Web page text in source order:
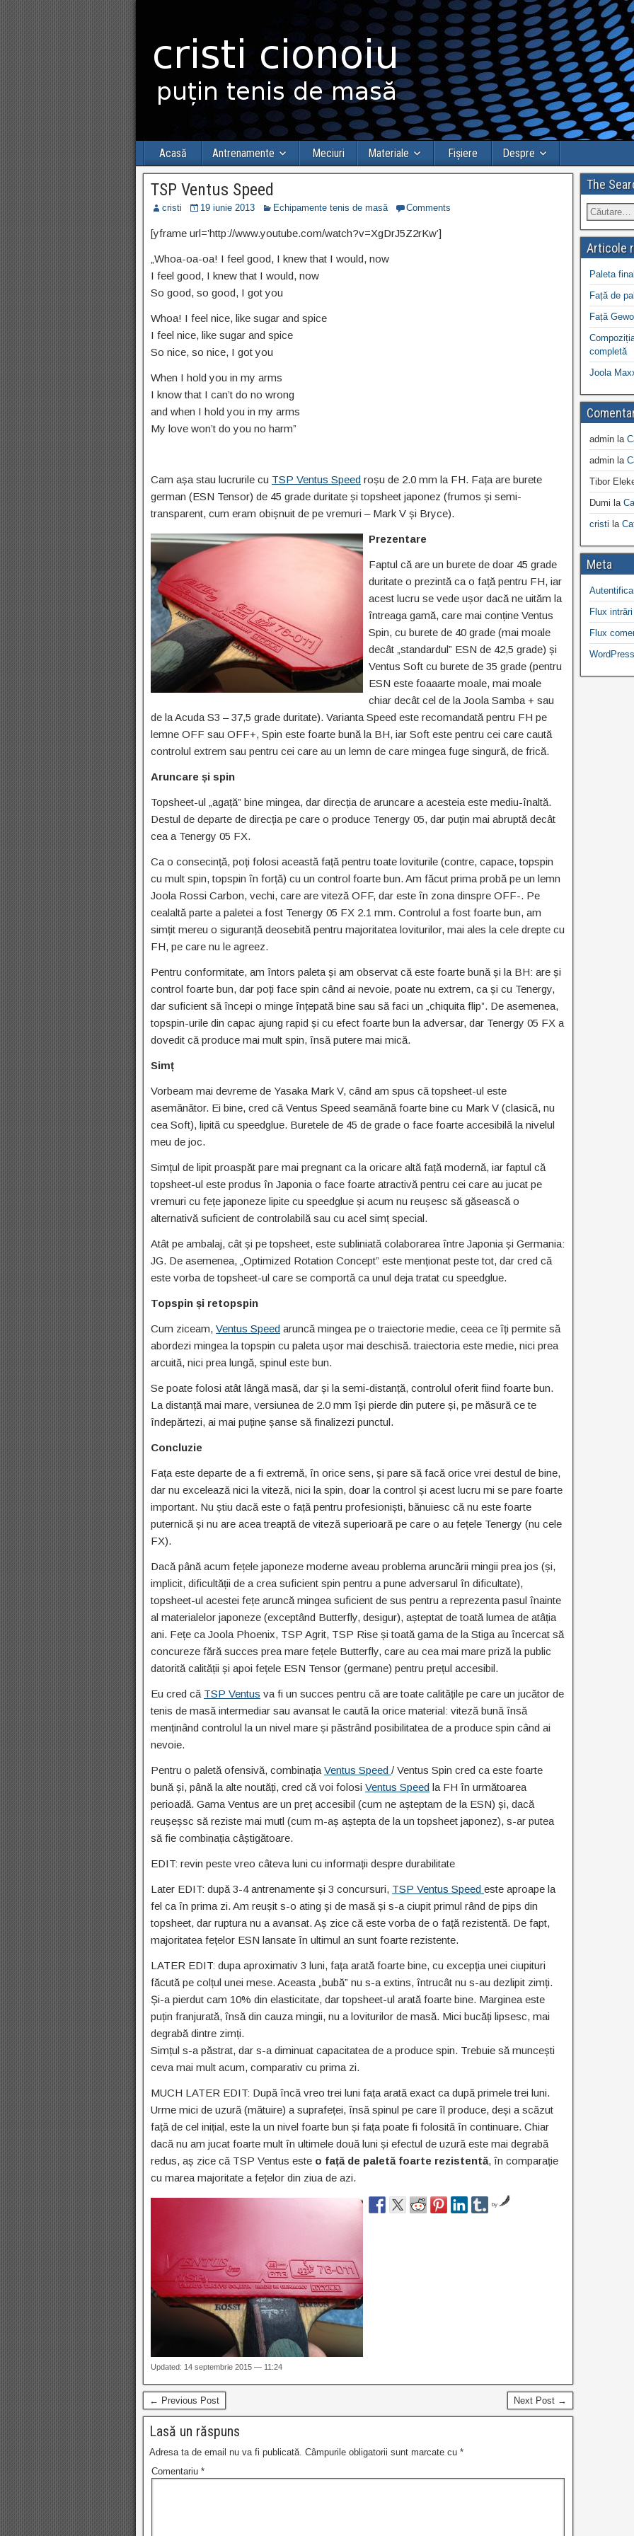
Acasă Antrenamente Meciuri Materiale Fișiere Despre
TSP Ventus Speed
cristi 19 iunie 2013 Echipamente tenis de masă Comments
[yframe url=’http://www.youtube.com/watch?v=XgDrJ5Z2rKw’]
„Whoa-oa-oa! I feel good, I knew that I would, now
I feel good, I knew that I would, now
So good, so good, I got you
Whoa! I feel nice, like sugar and spice
I feel nice, like sugar and spice
So nice, so nice, I got you
When I hold you in my arms
I know that I can’t do no wrong
and when I hold you in my arms
My love won’t do you no harm”
Cam așa stau lucrurile cu TSP Ventus Speed roșu de 2.0 mm la FH. Fața are burete
german (ESN Tensor) de 45 grade duritate și topsheet japonez (frumos și semi-
transparent, cum eram obișnuit de pe vremuri – Mark V și Bryce).
Prezentare
Faptul că are un burete de doar 45 grade
duritate o prezintă ca o față pentru FH, iar
acest lucru se vede ușor dacă ne uităm la
întreaga gamă, care mai conține Ventus
Spin, cu burete de 40 grade (mai moale
decât „standardul” ESN de 42,5 grade) și
Ventus Soft cu burete de 35 grade (pentru
ESN este foaaarte moale, mai moale
chiar decât cel de la Joola Samba + sau
de la Acuda S3 – 37,5 grade duritate). Varianta Speed este recomandată pentru FH pe
lemne OFF sau OFF+, Spin este foarte bună la BH, iar Soft este pentru cei care caută
controlul extrem sau pentru cei care au un lemn de care mingea fuge singură, de frică.
Aruncare și spin
Topsheet-ul „agață” bine mingea, dar direcția de aruncare a acesteia este mediu-înaltă.
Destul de departe de direcția pe care o produce Tenergy 05, dar puțin mai abruptă decât
cea a Tenergy 05 FX.
Ca o consecință, poți folosi această față pentru toate loviturile (contre, capace, topspin
cu mult spin, topspin în forță) cu un control foarte bun. Am făcut prima probă pe un lemn
Joola Rossi Carbon, vechi, care are viteză OFF, dar este în zona dinspre OFF-. Pe
cealaltă parte a paletei a fost Tenergy 05 FX 2.1 mm. Controlul a fost foarte bun, am
simțit mereu o siguranță deosebită pentru majoritatea loviturilor, mai ales la cele drepte cu
FH, pe care nu le agreez.
Pentru conformitate, am întors paleta și am observat că este foarte bună și la BH: are și
control foarte bun, dar poți face spin când ai nevoie, poate nu extrem, ca și cu Tenergy,
dar suficient să începi o minge înțepată bine sau să faci un „chiquita flip”. De asemenea,
topspin-urile din capac ajung rapid și cu efect foarte bun la adversar, dar Tenergy 05 FX a
dovedit că produce mai mult spin, însă putere mai mică.
Simț
Vorbeam mai devreme de Yasaka Mark V, când am spus că topsheet-ul este
asemănător. Ei bine, cred că Ventus Speed seamănă foarte bine cu Mark V (clasică, nu
cea Soft), lipită cu speedglue. Buretele de 45 de grade o face foarte accesibilă la nivelul
meu de joc.
Simțul de lipit proaspăt pare mai pregnant ca la oricare altă față modernă, iar faptul că
topsheet-ul este produs în Japonia o face foarte atractivă pentru cei care au jucat pe
vremuri cu fețe japoneze lipite cu speedglue și acum nu reușesc să găsească o
alternativă suficient de controlabilă sau cu acel simț special.
Atât pe ambalaj, cât și pe topsheet, este subliniată colaborarea între Japonia și Germania:
JG. De asemenea, „Optimized Rotation Concept” este menționat peste tot, dar cred că
este vorba de topsheet-ul care se comportă ca unul deja tratat cu speedglue.
Topspin și retopspin
Cum ziceam, Ventus Speed aruncă mingea pe o traiectorie medie, ceea ce îți permite să
abordezi mingea la topspin cu paleta ușor mai deschisă. traiectoria este medie, nici prea
arcuită, nici prea lungă, spinul este bun.
Se poate folosi atât lângă masă, dar și la semi-distanță, controlul oferit fiind foarte bun.
La distanță mai mare, versiunea de 2.0 mm își pierde din putere și, pe măsură ce te
îndepărtezi, ai mai puține șanse să finalizezi punctul.
Concluzie
Fața este departe de a fi extremă, în orice sens, și pare să facă orice vrei destul de bine,
dar nu excelează nici la viteză, nici la spin, doar la control și acest lucru mi se pare foarte
important. Nu știu dacă este o față pentru profesioniști, bănuiesc că nu este foarte
puternică și nu are acea treaptă de viteză superioară pe care o au fețele Tenergy (nu cele
FX).
Dacă până acum fețele japoneze moderne aveau problema aruncării mingii prea jos (și,
implicit, dificultății de a crea suficient spin pentru a pune adversarul în dificultate),
topsheet-ul acestei fețe aruncă mingea suficient de sus pentru a reprezenta pasul înainte
al materialelor japoneze (exceptând Butterfly, desigur), așteptat de toată lumea de atâția
ani. Fețe ca Joola Phoenix, TSP Agrit, TSP Rise și toată gama de la Stiga au încercat să
concureze fără succes prea mare fețele Butterfly, care au cea mai mare priză la public
datorită calității și apoi fețele ESN Tensor (germane) pentru prețul accesibil.
Eu cred că TSP Ventus va fi un succes pentru că are toate calitățile pe care un jucător de
tenis de masă intermediar sau avansat le caută la orice material: viteză bună însă
menținând controlul la un nivel mare și păstrând posibilitatea de a produce spin când ai
nevoie.
Pentru o paletă ofensivă, combinația Ventus Speed / Ventus Spin cred ca este foarte
bună și, până la alte noutăți, cred că voi folosi Ventus Speed la FH în următoarea
perioadă. Gama Ventus are un preț accesibil (cum ne așteptam de la ESN) și, dacă
reușeșsc să reziste mai mutl (cum m-aș aștepta de la un topsheet japonez), s-ar putea
să fie combinația câștigătoare.
EDIT: revin peste vreo câteva luni cu informații despre durabilitate
Later EDIT: după 3-4 antrenamente și 3 concursuri, TSP Ventus Speed este aproape la
fel ca în prima zi. Am reușit s-o ating și de masă și s-a ciupit primul rând de pips din
topsheet, dar ruptura nu a avansat. Aș zice că este vorba de o față rezistentă. De fapt,
majoritatea fețelor ESN lansate în ultimul an sunt foarte rezistente.
LATER EDIT: dupa aproximativ 3 luni, fața arată foarte bine, cu excepția unei ciupituri
făcută pe colțul unei mese. Aceasta „bubă” nu s-a extins, întrucât nu s-au dezlipit zimți.
Și-a pierdut cam 10% din elasticitate, dar topsheet-ul arată foarte bine. Marginea este
puțin franjurată, însă din cauza mingii, nu a loviturilor de masă. Mici bucăți lipsesc, mai
degrabă dintre zimți.
Simțul s-a păstrat, dar s-a diminuat capacitatea de a produce spin. Trebuie să muncești
ceva mai mult acum, comparativ cu prima zi.
MUCH LATER EDIT: După încă vreo trei luni fața arată exact ca după primele trei luni.
Urme mici de uzură (mătuire) a suprafeței, însă spinul pe care îl produce, deși a scăzut
față de cel inițial, este la un nivel foarte bun și fața poate fi folosită în continuare. Chiar
dacă nu am jucat foarte mult în ultimele două luni și efectul de uzură este mai degrabă
redus, aș zice că TSP Ventus este o față de paletă foarte rezistentă, în comparație
cu marea majoritate a fețelor din ziua de azi.
by
Updated: 14 septembrie 2015 — 11:24
← Previous Post Next Post →
Lasă un răspuns
Adresa ta de email nu va fi publicată. Câmpurile obligatorii sunt marcate cu *
Comentariu *
The
Articole
Paleta
Față de
Față
completă
Joola
adminla
adminla
Tibor
Dumi la
cristi la
Meta
Flux intrări
Flux